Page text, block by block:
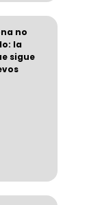
no
la
sigue